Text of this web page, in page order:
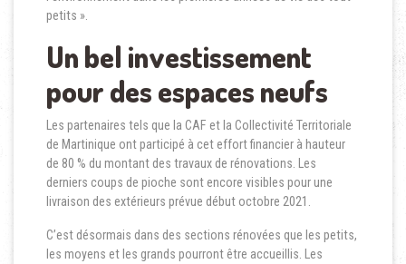
petits ».
Un bel investissement
pour des espaces neufs
Les partenaires tels que la CAF et la Collectivité Territoriale
de Martinique ont participé à cet effort financier à hauteur
de 80 % du montant des travaux de rénovations. Les
derniers coups de pioche sont encore visibles pour une
livraison des extérieurs prévue début octobre 2021.
C’est désormais dans des sections rénovées que les petits,
les moyens et les grands pourront être accueillis. Les